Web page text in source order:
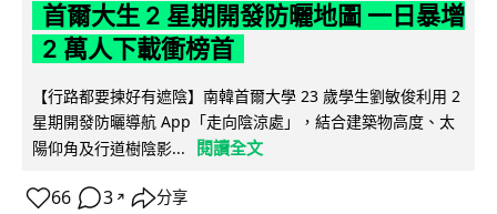
首爾大生 2 星期開發防曬地圖 一日暴增
2 萬人下載衝榜首
【行路都要揀好有遮陰】南韓首爾大學 23 歲學生劉敏俊利用 2
星期開發防曬導航 App「走向陰涼處」，結合建築物高度、太
陽仰角及行道樹陰影...
閱讀全文
66 3 ↗ 分享